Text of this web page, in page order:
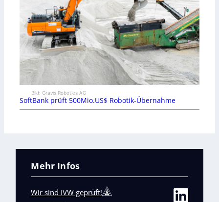
Bild: Gravis Robotics AG
SoftBank prüft 500Mio.US$ Robotik-Übernahme
Mehr Infos
Wir sind IVW geprüft!